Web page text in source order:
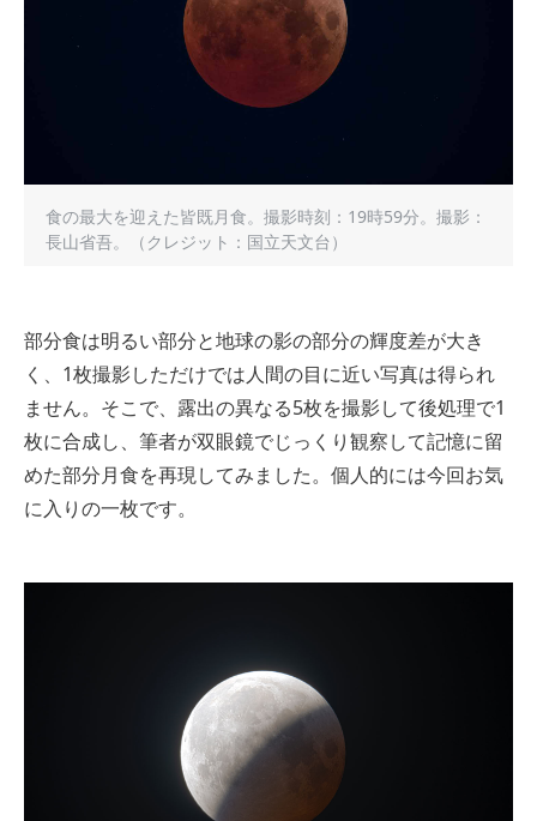
食の最大を迎えた皆既月食。撮影時刻：19時59分。撮影：
長山省吾。（クレジット：国立天文台）
部分食は明るい部分と地球の影の部分の輝度差が大き
く、1枚撮影しただけでは人間の目に近い写真は得られ
ません。そこで、露出の異なる5枚を撮影して後処理で1
枚に合成し、筆者が双眼鏡でじっくり観察して記憶に留
めた部分月食を再現してみました。個人的には今回お気
に入りの一枚です。